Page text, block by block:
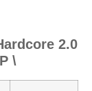
2.0
\